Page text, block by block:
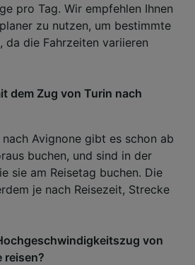
pro Tag. Wir empfehlen Ihnen
zu nutzen, um bestimmte
da die Fahrzeiten variieren
dem Zug von Turin nach
Avignone gibt es schon ab
buchen, und sind in der
sie am Reisetag buchen. Die
je nach Reisezeit, Strecke
von
reisen?